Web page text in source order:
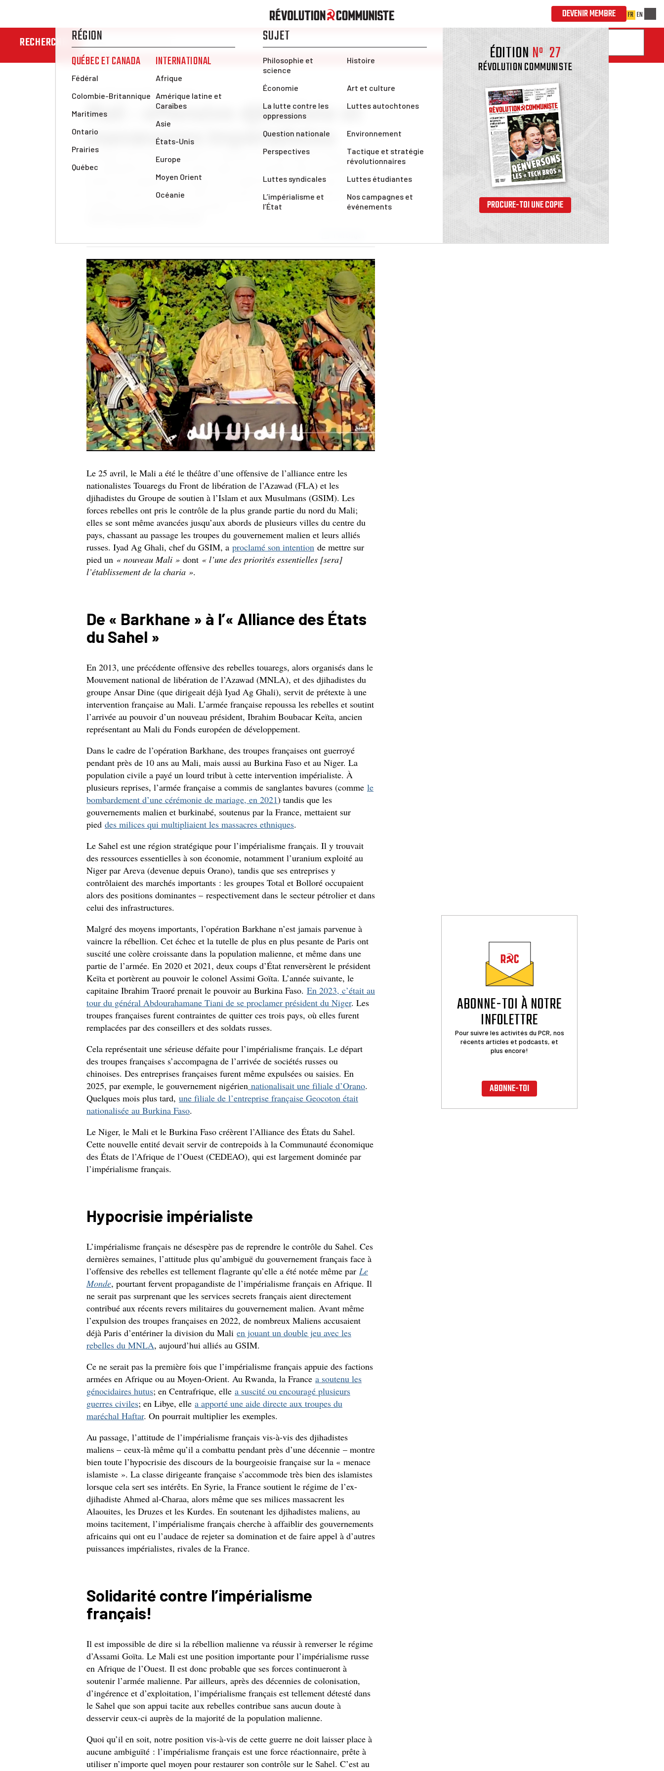
RECHERCHER ÉDITION Nº 27
RÉVOLUTION COMMUNISTE
PROCURE-TOI UNE COPIE
Nouvelles et analyses Afrique
Mali : offensive djihadiste et
manœuvres impérialistes
Au Mali, une nouvelle offensive conjointe des nationalistes Touaregs et
des djihadistes plonge la région dans l’incertitude. Jules Legendre
analyse les manœuvres cyniques de l’impérialisme français qui, malgré
ses échecs passés, semble prêt à tout pour saboter les nouveaux régimes
Le 25 avril, le Mali a été le théâtre d’une offensive de l’alliance entre les
nationalistes Touaregs du Front de libération de l’Azawad (FLA) et les
djihadistes du Groupe de soutien à l’Islam et aux Musulmans (GSIM). Les
forces rebelles ont pris le contrôle de la plus grande partie du nord du Mali;
elles se sont même avancées jusqu’aux abords de plusieurs villes du centre du
pays, chassant au passage les troupes du gouvernement malien et leurs alliés
russes. Iyad Ag Ghali, chef du GSIM, a proclamé son intention de mettre sur
pied un « nouveau Mali » dont « l’une des priorités essentielles [sera]
l’établissement de la charia ».
De « Barkhane » à l’« Alliance des États
du Sahel »
En 2013, une précédente offensive des rebelles touaregs, alors organisés dans le
Mouvement national de libération de l’Azawad (MNLA), et des djihadistes du
groupe Ansar Dine (que dirigeait déjà Iyad Ag Ghali), servit de prétexte à une
intervention française au Mali. L’armée française repoussa les rebelles et soutint
l’arrivée au pouvoir d’un nouveau président, Ibrahim Boubacar Keïta, ancien
représentant au Mali du Fonds européen de développement.
Dans le cadre de l’opération Barkhane, des troupes françaises ont guerroyé
pendant près de 10 ans au Mali, mais aussi au Burkina Faso et au Niger. La
population civile a payé un lourd tribut à cette intervention impérialiste. À
plusieurs reprises, l’armée française a commis de sanglantes bavures (comme le
bombardement d’une cérémonie de mariage, en 2021) tandis que les
gouvernements malien et burkinabé, soutenus par la France, mettaient sur
pied des milices qui multipliaient les massacres ethniques.
Le Sahel est une région stratégique pour l’impérialisme français. Il y trouvait
des ressources essentielles à son économie, notamment l’uranium exploité au
Niger par Areva (devenue depuis Orano), tandis que ses entreprises y
contrôlaient des marchés importants : les groupes Total et Bolloré occupaient
alors des positions dominantes – respectivement dans le secteur pétrolier et dans
celui des infrastructures.
Malgré des moyens importants, l’opération Barkhane n’est jamais parvenue à
vaincre la rébellion. Cet échec et la tutelle de plus en plus pesante de Paris ont
suscité une colère croissante dans la population malienne, et même dans une
partie de l’armée. En 2020 et 2021, deux coups d’État renversèrent le président
Keïta et portèrent au pouvoir le colonel Assimi Goïta. L’année suivante, le
capitaine Ibrahim Traoré prenait le pouvoir au Burkina Faso. En 2023, c’était au
tour du général Abdourahamane Tiani de se proclamer président du Niger. Les
troupes françaises furent contraintes de quitter ces trois pays, où elles furent
remplacées par des conseillers et des soldats russes.
Cela représentait une sérieuse défaite pour l’impérialisme français. Le départ
des troupes françaises s’accompagna de l’arrivée de sociétés russes ou
chinoises. Des entreprises françaises furent même expulsées ou saisies. En
2025, par exemple, le gouvernement nigérien nationalisait une filiale d’Orano.
Quelques mois plus tard, une filiale de l’entreprise française Geocoton était
nationalisée au Burkina Faso.
Le Niger, le Mali et le Burkina Faso créèrent l’Alliance des États du Sahel.
Cette nouvelle entité devait servir de contrepoids à la Communauté économique
des États de l’Afrique de l’Ouest (CEDEAO), qui est largement dominée par
l’impérialisme français.
Hypocrisie impérialiste
L’impérialisme français ne désespère pas de reprendre le contrôle du Sahel. Ces
dernières semaines, l’attitude plus qu’ambiguë du gouvernement français face à
l’offensive des rebelles est tellement flagrante qu’elle a été notée même par Le
Monde, pourtant fervent propagandiste de l’impérialisme français en Afrique. Il
ne serait pas surprenant que les services secrets français aient directement
contribué aux récents revers militaires du gouvernement malien. Avant même
l’expulsion des troupes françaises en 2022, de nombreux Maliens accusaient
déjà Paris d’entériner la division du Mali en jouant un double jeu avec les
rebelles du MNLA, aujourd’hui alliés au GSIM.
Ce ne serait pas la première fois que l’impérialisme français appuie des factions
armées en Afrique ou au Moyen-Orient. Au Rwanda, la France a soutenu les
génocidaires hutus; en Centrafrique, elle a suscité ou encouragé plusieurs
guerres civiles; en Libye, elle a apporté une aide directe aux troupes du
maréchal Haftar. On pourrait multiplier les exemples.
Au passage, l’attitude de l’impérialisme français vis-à-vis des djihadistes
maliens – ceux-là même qu’il a combattu pendant près d’une décennie – montre
bien toute l’hypocrisie des discours de la bourgeoisie française sur la « menace
islamiste ». La classe dirigeante française s’accommode très bien des islamistes
lorsque cela sert ses intérêts. En Syrie, la France soutient le régime de l’ex-
djihadiste Ahmed al-Charaa, alors même que ses milices massacrent les
Alaouites, les Druzes et les Kurdes. En soutenant les djihadistes maliens, au
moins tacitement, l’impérialisme français cherche à affaiblir des gouvernements
africains qui ont eu l’audace de rejeter sa domination et de faire appel à d’autres
puissances impérialistes, rivales de la France.
Solidarité contre l’impérialisme
français!
Il est impossible de dire si la rébellion malienne va réussir à renverser le régime
d’Assami Goïta. Le Mali est une position importante pour l’impérialisme russe
en Afrique de l’Ouest. Il est donc probable que ses forces continueront à
soutenir l’armée malienne. Par ailleurs, après des décennies de colonisation,
d’ingérence et d’exploitation, l’impérialisme français est tellement détesté dans
le Sahel que son appui tacite aux rebelles contribue sans aucun doute à
desservir ceux-ci auprès de la majorité de la population malienne.
Quoi qu’il en soit, notre position vis-à-vis de cette guerre ne doit laisser place à
aucune ambiguïté : l’impérialisme français est une force réactionnaire, prête à
utiliser n’importe quel moyen pour restaurer son contrôle sur le Sahel. C’est au
ABONNE-TOI À NOTRE
INFOLETTRE
Pour suivre les activités du PCR, nos
récents articles et podcasts, et
plus encore!
ABONNE-TOI